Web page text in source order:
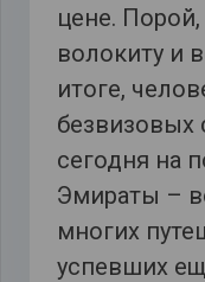
цене.
волокиту и
итоге,
безвизовых
сегодня на
Эмираты –
многих
успевших